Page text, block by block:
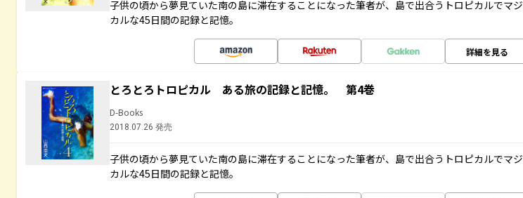
子供の頃から夢見ていた南の島に滞在することになった筆者が、島で出合うトロピカルでマジ
カルな45日間の記録と記憶。
詳細を見る
とろとろトロピカル ある旅の記録と記憶。 第4巻
D-Books
2018.07.26 発売
子供の頃から夢見ていた南の島に滞在することになった筆者が、島で出合うトロピカルでマジ
カルな45日間の記録と記憶。